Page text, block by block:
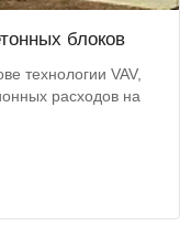
блоков
технологии VAV,
расходов на